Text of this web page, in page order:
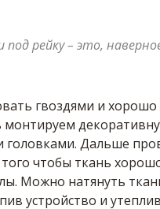
рейку – это,
гвоздями и
монтируем
головками. Дальше
чтобы ткань
Можно натянуть
устройство и